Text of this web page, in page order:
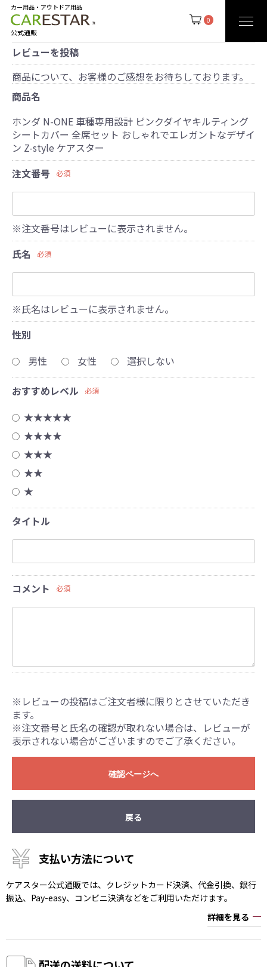
0
カー用品・アウトドア用品
公式通販
レビューを投稿
商品について、お客様のご感想をお待ちしております。
商品名
ホンダ N-ONE 車種専用設計 ピンクダイヤキルティング
シートカバー 全席セット おしゃれでエレガントなデザイ
ン Z-style ケアスター
注文番号
必須
※注文番号はレビューに表示されません。
氏名
必須
※氏名はレビューに表示されません。
性別
男性
女性 選択しない
おすすめレベル 必須
★★★★★
★★★★
★★★
★★
★
タイトル
コメント 必須
※レビューの投稿はご注文者様に限りとさせていただき
ます。
※注文番号と氏名の確認が取れない場合は、レビューが
表示されない場合がございますのでご了承ください。
確認ページへ
戻る
支払い方法について
ケアスター公式通販では、クレジットカード決済、代金引換、銀行
振込、Pay-easy、コンビニ決済などをご利用いただけます。
詳細を見る